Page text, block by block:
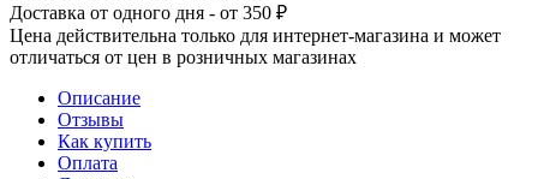
Доставка от одного дня - от 350 ₽
Цена действительна только для интернет-магазина и может
отличаться от цен в розничных магазинах
Описание
Отзывы
Как купить
Оплата